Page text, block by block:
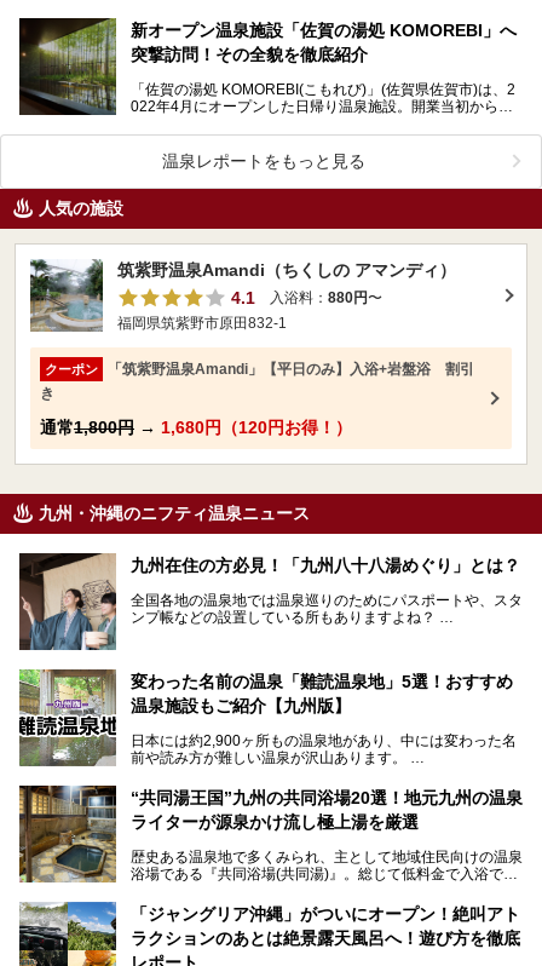
新オープン温泉施設「佐賀の湯処 KOMOREBI」へ
突撃訪問！その全貌を徹底紹介
「佐賀の湯処 KOMOREBI(こもれび)」(佐賀県佐賀市)は、2
022年4月にオープンした日帰り温泉施設。開業当初から話
温泉レポートをもっと見る
人気の施設
筑紫野温泉Amandi（ちくしの アマンディ）
4.1
入浴料： 880円〜
福岡県筑紫野市原田832-1
クーポン
「筑紫野温泉Amandi」【平日のみ】入浴+岩盤浴 割引
き
通常1,800円 → 1,680円（120円お得！）
九州・沖縄のニフティ温泉ニュース
九州在住の方必見！「九州八十八湯めぐり」とは？
全国各地の温泉地では温泉巡りのためにパスポートや、スタ
ンプ帳などの設置している所もありますよね？
な方ならぜひ参加してみたいスタンプラリーでしょう。
変わった名前の温泉「難読温泉地」5選！おすすめ
温泉施設もご紹介【九州版】
日本には約2,900ヶ所もの温泉地があり、中には変わった名
前や読み方が難しい温泉が沢山あります。
そこで日本各地にある「難読温泉地」を、地域ごとにクイズ
形式でご紹介。第５回目(最終回)である今回は、九州地方の
難読温泉地をピックアップしました。
いくつ読めるか、ぜひチャレンジしてみて下さいね！
“共同湯王国”九州の共同浴場20選！地元九州の温泉
ライターが源泉かけ流し極上湯を厳選
歴史ある温泉地で多くみられ、主として地域住民向けの温泉
浴場である『共同浴場(共同湯)』。総じて低料金で入浴で
特徴です。
共同浴場は全国各地の温泉地にありますが、特に九州地方は
共同湯文化が古くから発展し、質・量ともに大変充実。九州
は“共同湯王国”といっても決して過言では無いでしょう。
「ジャングリア沖縄」がついにオープン！絶叫アト
ラクションのあとは絶景露天風呂へ！遊び方を徹底
レポート